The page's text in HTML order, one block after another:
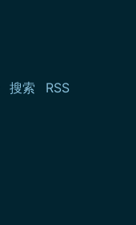
搜索 RSS